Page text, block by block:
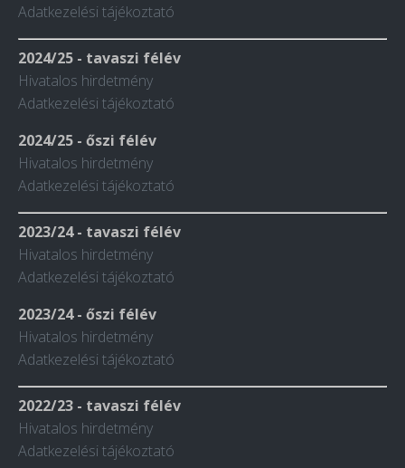
Adatkezelési tájékoztató
2024/25 - tavaszi félév
Hivatalos hirdetmény
Adatkezelési tájékoztató
2024/25 - őszi félév
Hivatalos hirdetmény
Adatkezelési tájékoztató
2023/24 - tavaszi félév
Hivatalos hirdetmény
Adatkezelési tájékoztató
2023/24 - őszi félév
Hivatalos hirdetmény
Adatkezelési tájékoztató
2022/23 - tavaszi félév
Hivatalos hirdetmény
Adatkezelési tájékoztató